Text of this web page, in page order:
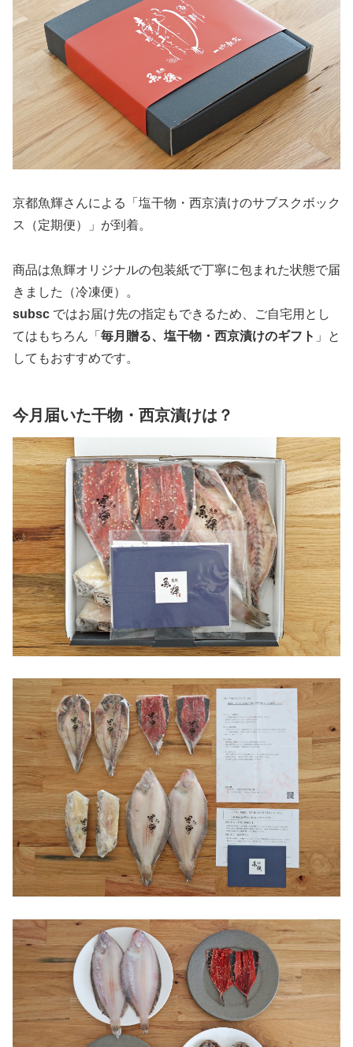
京都魚輝さんによる「塩干物・西京漬けのサブスクボック
ス（定期便）」が到着。
商品は魚輝オリジナルの包装紙で丁寧に包まれた状態で届
きました（冷凍便）。
subsc ではお届け先の指定もできるため、ご自宅用とし
てはもちろん「 毎月贈る、塩干物・西京漬けのギフト 」と
してもおすすめです。
今月届いた干物・西京漬けは？